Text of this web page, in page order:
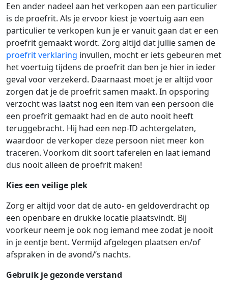
Een ander nadeel aan het verkopen aan een particulier
is de proefrit. Als je ervoor kiest je voertuig aan een
particulier te verkopen kun je er vanuit gaan dat er een
proefrit gemaakt wordt. Zorg altijd dat jullie samen de
proefrit verklaring invullen, mocht er iets gebeuren met
het voertuig tijdens de proefrit dan ben je hier in ieder
geval voor verzekerd. Daarnaast moet je er altijd voor
zorgen dat je de proefrit samen maakt. In opsporing
verzocht was laatst nog een item van een persoon die
een proefrit gemaakt had en de auto nooit heeft
teruggebracht. Hij had een nep-ID achtergelaten,
waardoor de verkoper deze persoon niet meer kon
traceren. Voorkom dit soort taferelen en laat iemand
dus nooit alleen de proefrit maken!
Kies een veilige plek
Zorg er altijd voor dat de auto- en geldoverdracht op
een openbare en drukke locatie plaatsvindt. Bij
voorkeur neem je ook nog iemand mee zodat je nooit
in je eentje bent. Vermijd afgelegen plaatsen en/of
afspraken in de avond/’s nachts.
Gebruik je gezonde verstand